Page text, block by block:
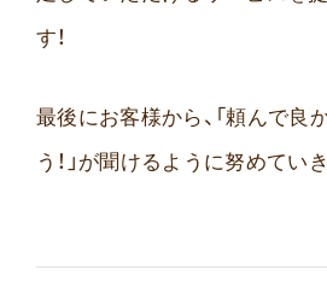
す！
最後にお客様から、「頼んで良
う！」が聞けるように努めてい